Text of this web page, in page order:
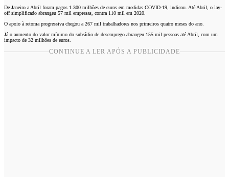
De Janeiro a Abril foram pagos 1.300 milhões de euros em medidas COVID-19, indicou. Até Abril, o lay-
off simplificado abrangeu 57 mil empresas, contra 110 mil em 2020.
O apoio à retoma progressiva chegou a 267 mil trabalhadores nos primeiros quatro meses do ano.
Já o aumento do valor mínimo do subsídio de desemprego abrangeu 155 mil pessoas até Abril, com um
impacto de 32 milhões de euros.
CONTINUE A LER APÓS A PUBLICIDADE